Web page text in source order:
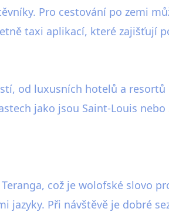
Pro cestování po zemi
taxi aplikací, které zajišťují
od luxusních hotelů a
jako jsou Saint-Louis
což je wolofské slovo
Při návštěvě je dobré